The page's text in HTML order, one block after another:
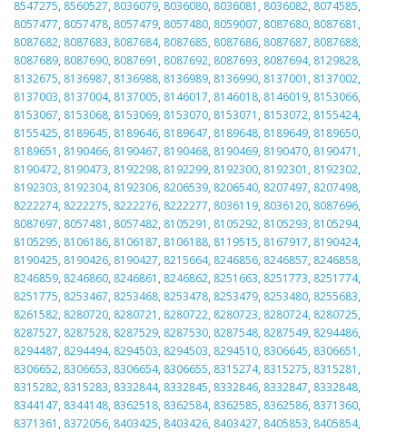
8547275, 8560527, 8036079, 8036080, 8036081 , 8036082, 8074585,
8057477, 8057478, 8057479, 8057480, 8059007, 8087680, 8087681 ,
8087682, 8087683, 8087684, 8087685, 8087686, 8087687, 8087688,
8087689, 8087690, 8087691 , 8087692, 8087693, 8087694, 8129828,
8132675, 8136987, 8136988, 8136989, 8136990, 8137001 , 8137002,
8137003, 8137004, 8137005, 8146017, 8146018, 8146019, 8153066,
8153067, 8153068, 8153069, 8153070, 8153071 , 8153072, 8155424,
8155425, 8189645, 8189646, 8189647, 8189648, 8189649, 8189650,
8189651 , 8190466, 8190467, 8190468, 8190469, 8190470, 8190471 ,
8190472, 8190473, 8192298, 8192299, 8192300, 8192301 , 8192302,
8192303, 8192304, 8192306, 8206539, 8206540, 8207497, 8207498,
8222274, 8222275, 8222276, 8222277, 8036119, 8036120, 8087696,
8087697, 8057481 , 8057482, 8105291 , 8105292, 8105293, 8105294,
8105295, 8106186, 8106187, 8106188, 8119515, 8167917, 8190424,
8190425, 8190426, 8190427, 8215664, 8246856, 8246857, 8246858,
8246859, 8246860, 8246861 , 8246862, 8251663, 8251773, 8251774,
8251775, 8253467, 8253468, 8253478, 8253479, 8253480, 8255683,
8261582, 8280720, 8280721 , 8280722, 8280723, 8280724, 8280725,
8287527, 8287528, 8287529, 8287530, 8287548, 8287549, 8294486,
8294487, 8294494, 8294503, 8294503, 8294510, 8306645, 8306651 ,
8306652, 8306653, 8306654, 8306655, 8315274, 8315275, 8315281 ,
8315282, 8315283, 8332844, 8332845, 8332846, 8332847, 8332848,
8344147, 8344148, 8362518, 8362584, 8362585, 8362586, 8371360,
8371361 , 8372056, 8403425, 8403426, 8403427, 8405853, 8405854,